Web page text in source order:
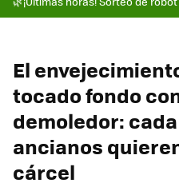
El
tocado fondo
demoledor:
ancianos
cárcel